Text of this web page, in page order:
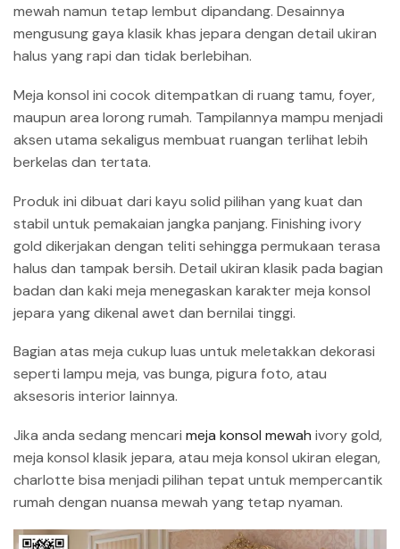
mewah namun tetap lembut dipandang. Desainnya
mengusung gaya klasik khas jepara dengan detail ukiran
halus yang rapi dan tidak berlebihan.
Meja konsol ini cocok ditempatkan di ruang tamu, foyer,
maupun area lorong rumah. Tampilannya mampu menjadi
aksen utama sekaligus membuat ruangan terlihat lebih
berkelas dan tertata.
Produk ini dibuat dari kayu solid pilihan yang kuat dan
stabil untuk pemakaian jangka panjang. Finishing ivory
gold dikerjakan dengan teliti sehingga permukaan terasa
halus dan tampak bersih. Detail ukiran klasik pada bagian
badan dan kaki meja menegaskan karakter meja konsol
jepara yang dikenal awet dan bernilai tinggi.
Bagian atas meja cukup luas untuk meletakkan dekorasi
seperti lampu meja, vas bunga, pigura foto, atau
aksesoris interior lainnya.
Jika anda sedang mencari meja konsol mewah ivory gold,
meja konsol klasik jepara, atau meja konsol ukiran elegan,
charlotte bisa menjadi pilihan tepat untuk mempercantik
rumah dengan nuansa mewah yang tetap nyaman.